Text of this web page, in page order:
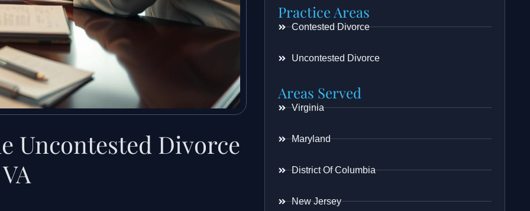
Uncontested Divorce
Practice Areas
Contested Divorce
Uncontested Divorce
Areas Served
Virginia
Maryland
District Of Columbia
New Jersey